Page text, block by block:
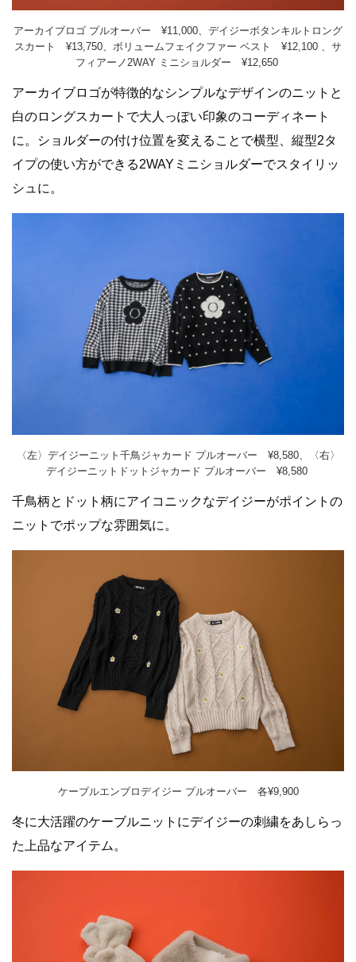
アーカイブロゴ プルオーバー ¥11,000、デイジーボタンキルトロング
スカート ¥13,750、ボリュームフェイクファー ベスト ¥12,100 、サ
フィアーノ2WAY ミニショルダー ¥12,650
アーカイブロゴが特徴的なシンプルなデザインのニットと
白のロングスカートで大人っぽい印象のコーディネート
に。ショルダーの付け位置を変えることで横型、縦型2タ
イプの使い方ができる2WAYミニショルダーでスタイリッ
シュに。
〈左〉デイジーニット千鳥ジャカード プルオーバー ¥8,580、〈右〉
デイジーニットドットジャカード プルオーバー ¥8,580
千鳥柄とドット柄にアイコニックなデイジーがポイントの
ニットでポップな雰囲気に。
ケーブルエンブロデイジー プルオーバー 各¥9,900
冬に大活躍のケーブルニットにデイジーの刺繍をあしらっ
た上品なアイテム。